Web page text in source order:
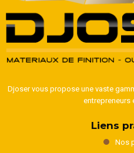
Djoser vous propose une vaste
entrepreneurs
Liens
Nos